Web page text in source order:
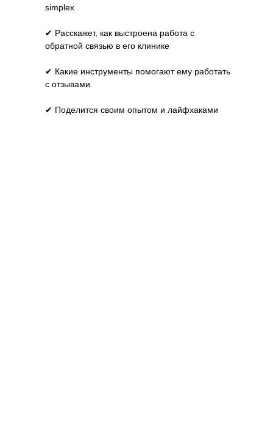
simplex
✔ Расскажет, как выстроена работа с
обратной связью в его клинике
✔ Какие инструменты помогают ему работать
с отзывами
✔ Поделится своим опытом и лайфхаками